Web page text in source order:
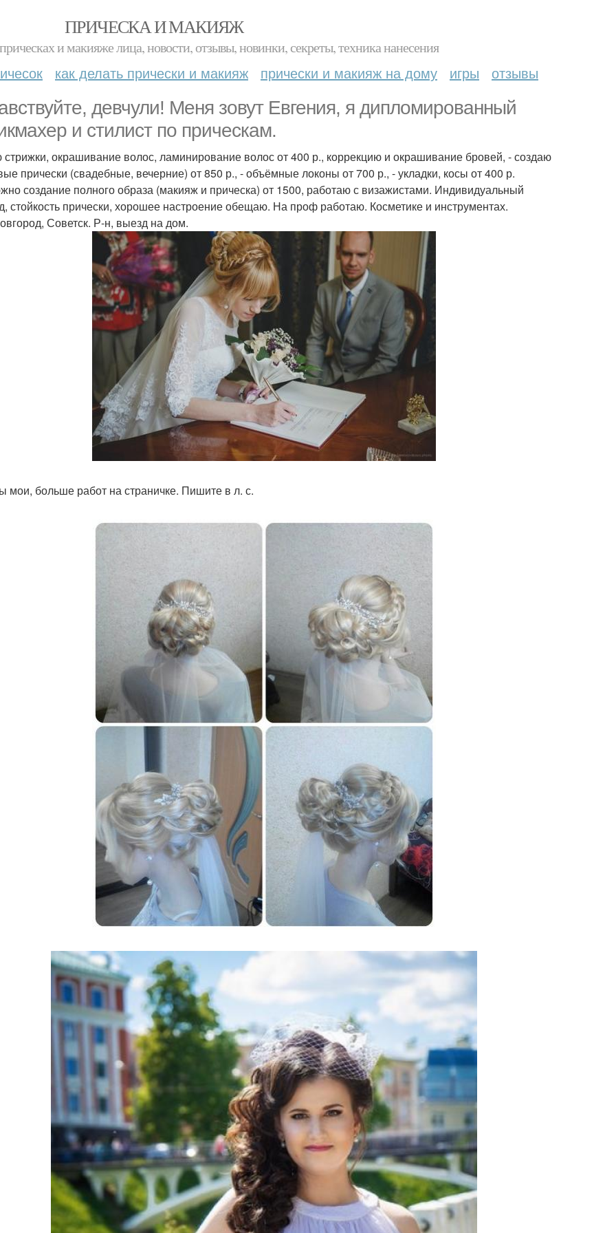
ПРИЧЕСКА И МАКИЯЖ
и макияже лица, новости, отзывы, новинки, секреты, техника нанесения
как делать прически и макияж прически и макияж на дому игры отзывы
девчули! Меня зовут Евгения, я дипломированный
и стилист по прическам.
окрашивание волос, ламинирование волос от 400 р., коррекцию и окрашивание бровей, - создаю
прически (свадебные, вечерние) от 850 р., - объёмные локоны от 700 р., - укладки, косы от 400 р.
создание полного образа (макияж и прическа) от 1500, работаю с визажистами. Индивидуальный
стойкость прически, хорошее настроение обещаю. На проф работаю. Косметике и инструментах.
Советск. Р-н, выезд на дом.
мои, больше работ на страничке. Пишите в л. с.